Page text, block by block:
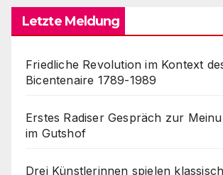
Letzte Meldung
Friedliche Revolution im Kontext
Bicentenaire 1789-1989
Erstes Radiser Gespräch zur
im Gutshof
Drei Künstlerinnen spielen